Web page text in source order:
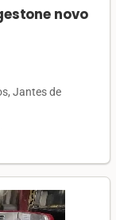
novo
Jantes de